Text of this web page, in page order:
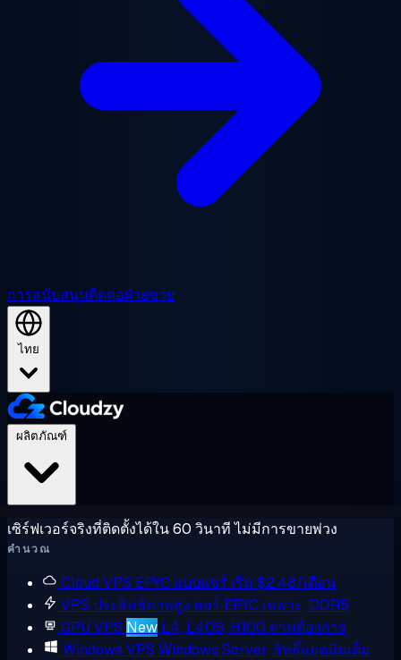
การสนับสนุนติดต่อฝ่ายขาย
ไทย
เซิร์ฟเวอร์จริงที่ติดตั้งได้ใน 60 วินาที ไม่มีการขายพ่วง
คำนวณ
Cloud VPS EPYC แบบแชร์ เริ่ม $2.48/เดือน
VPS ประสิทธิภาพสูง คอร์ EPYC เฉพาะ, DDR5
GPU VPS New L4, L40S, H100 ตามต้องการ
Windows VPS Windows Server, สิทธิ์แอดมินเต็ม